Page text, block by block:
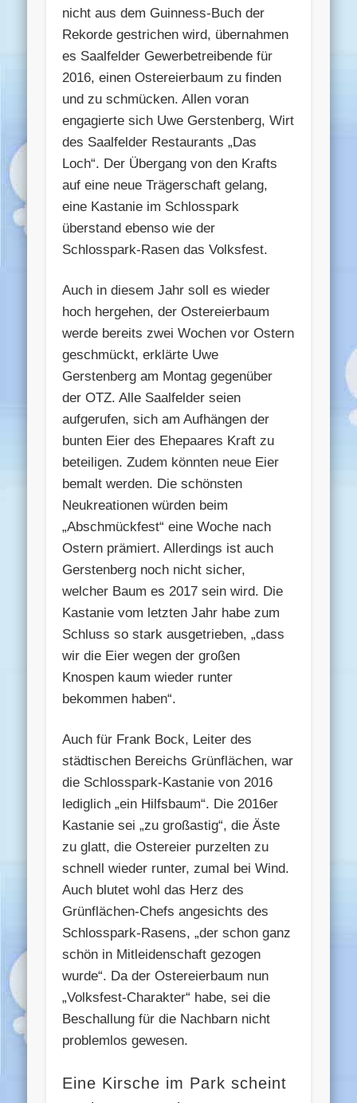
nicht aus dem Guinness-Buch der
Rekorde gestrichen wird, übernahmen
es Saalfelder Gewerbetreibende für
2016, einen Ostereierbaum zu finden
und zu schmücken. Allen voran
engagierte sich Uwe Gerstenberg, Wirt
des Saalfelder Restaurants „Das
Loch“. Der Übergang von den Krafts
auf eine neue Trägerschaft gelang,
eine Kastanie im Schlosspark
überstand ebenso wie der
Schlosspark-Rasen das Volksfest.
Auch in diesem Jahr soll es wieder
hoch hergehen, der Ostereierbaum
werde bereits zwei Wochen vor Ostern
geschmückt, erklärte Uwe
Gerstenberg am Montag gegenüber
der OTZ. Alle Saalfelder seien
aufgerufen, sich am Aufhängen der
bunten Eier des Ehepaares Kraft zu
beteiligen. Zudem könnten neue Eier
bemalt werden. Die schönsten
Neukreationen würden beim
„Abschmückfest“ eine Woche nach
Ostern prämiert. Allerdings ist auch
Gerstenberg noch nicht sicher,
welcher Baum es 2017 sein wird. Die
Kastanie vom letzten Jahr habe zum
Schluss so stark ausgetrieben, „dass
wir die Eier wegen der großen
Knospen kaum wieder runter
bekommen haben“.
Auch für Frank Bock, Leiter des
städtischen Bereichs Grünflächen, war
die Schlosspark-Kastanie von 2016
lediglich „ein Hilfsbaum“. Die 2016er
Kastanie sei „zu großastig“, die Äste
zu glatt, die Ostereier purzelten zu
schnell wieder runter, zumal bei Wind.
Auch blutet wohl das Herz des
Grünflächen-Chefs angesichts des
Schlosspark-Rasens, „der schon ganz
schön in Mitleidenschaft gezogen
wurde“. Da der Ostereierbaum nun
„Volksfest-Charakter“ habe, sei die
Beschallung für die Nachbarn nicht
problemlos gewesen.
Eine Kirsche im Park scheint